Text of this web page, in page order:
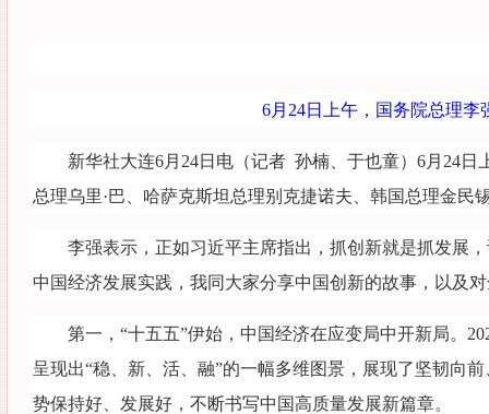
6月24日上午，国务院总理
新华社大连6月24日电（记者 孙楠、于也童）6月24
总理乌里·巴、哈萨克斯坦总理别克捷诺夫、韩国总理金
李强表示，正如习近平主席指出，抓创新就是抓发展
中国经济发展实践，我同大家分享中国创新的故事，以及
第一，“十五五”伊始，中国经济在应变局中开新局。
呈现出“稳、新、活、融”的一幅多维图景，展现了坚韧向
势保持好、发展好，不断书写中国高质量发展新篇章。